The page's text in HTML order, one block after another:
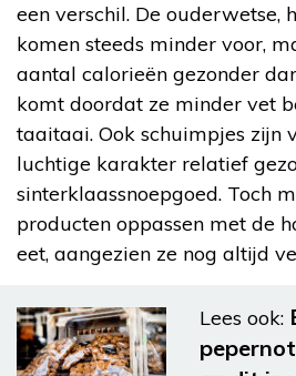
een verschil. De ouderwetse,
komen steeds minder voor,
aantal calorieën gezonder
komt doordat ze minder vet
taaitaai. Ook schuimpjes zijn
luchtige karakter relatief
sinterklaassnoepgoed. Toch
producten oppassen met de
eet, aangezien ze nog altijd
Lees ook: